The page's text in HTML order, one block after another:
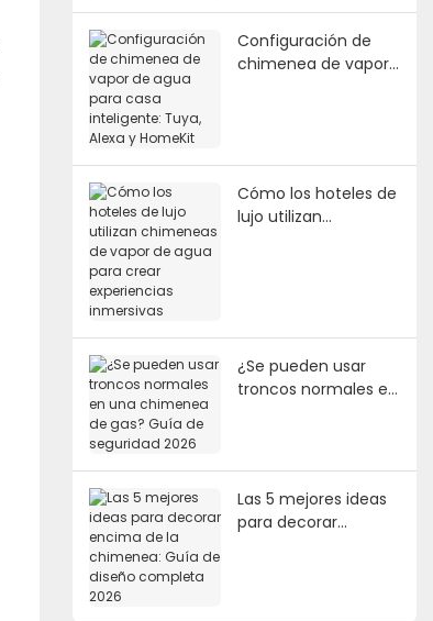
Configuración de
chimenea de vapor
Cómo los hoteles de
lujo utilizan
¿Se pueden usar
troncos normales en
Las 5 mejores ideas
para decorar